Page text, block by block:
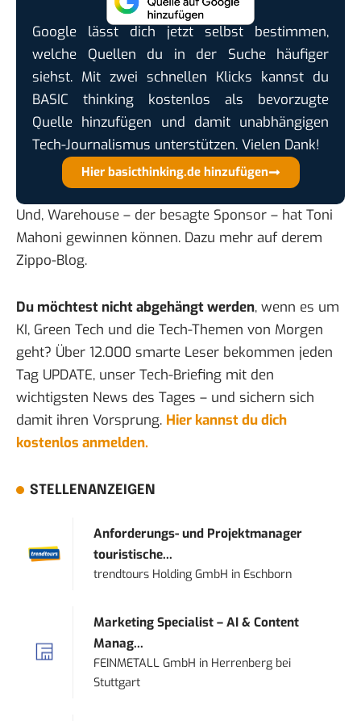
Google lässt dich jetzt selbst bestimmen,
welche Quellen du in der Suche häufiger
siehst. Mit zwei schnellen Klicks kannst du
BASIC thinking kostenlos als bevorzugte
Quelle hinzufügen und damit unabhängigen
Tech-Journalismus unterstützen. Vielen Dank!
Hier basicthinking.de hinzufügen
Und, Warehouse – der besagte Sponsor – hat Toni
Mahoni gewinnen können. Dazu mehr auf derem
Zippo-Blog.
Du möchtest nicht abgehängt werden, wenn es um
KI, Green Tech und die Tech-Themen von Morgen
geht? Über 12.000 smarte Leser bekommen jeden
Tag UPDATE, unser Tech-Briefing mit den
wichtigsten News des Tages – und sichern sich
damit ihren Vorsprung. Hier kannst du dich
kostenlos anmelden.
STELLENANZEIGEN
Anforderungs- und Projektmanager
touristische...
trendtours Holding GmbH in Eschborn
Marketing Specialist – AI & Content
Manag...
FEINMETALL GmbH in Herrenberg bei
Stuttgart